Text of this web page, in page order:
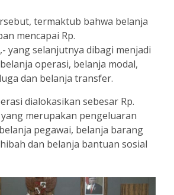
termaktub bahwa belanja
mencapai Rp.
yang selanjutnya dibagi menjadi
operasi, belanja modal,
dan belanja transfer.
dialokasikan sebesar Rp.
yang merupakan pengeluaran
pegawai, belanja barang
dan belanja bantuan sosial